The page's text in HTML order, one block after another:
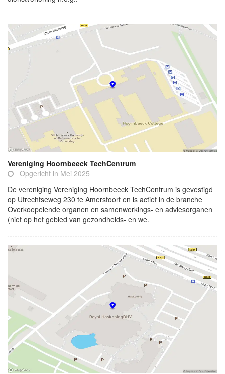
Vereniging Hoornbeeck TechCentrum
Opgericht in Mei 2025
De vereniging Vereniging Hoornbeeck TechCentrum is gevestigd
op Utrechtseweg 230 te Amersfoort en is actief in de branche
Overkoepelende organen en samenwerkings- en adviesorganen
(niet op het gebied van gezondheids- en we.